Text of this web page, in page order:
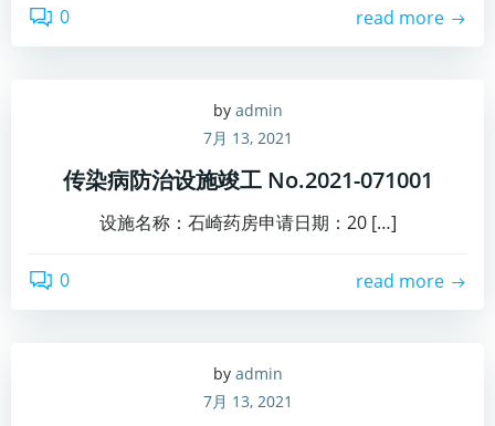
0 read more
by admin
7月 13, 2021
传染病防治设施竣工 No.2021-071001
设施名称：石崎药房申请日期：20 […]
0 read more
by admin
7月 13, 2021